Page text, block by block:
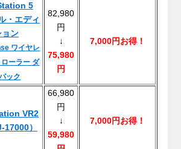
5
・エディ
ョン
ワイヤレ
ーラー ダ
ック
82,980
円
↓
75,980
円
7,000円お得！
VR2
17000）
66,980
円
↓
59,980
7,000円お得！